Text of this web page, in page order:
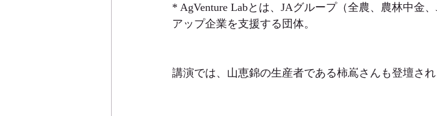
* AgVenture Labとは、JAグループ（全農、農林中金
アップ企業を支援する団体。
講演では、山恵錦の生産者である柿嶌さんも登壇さ